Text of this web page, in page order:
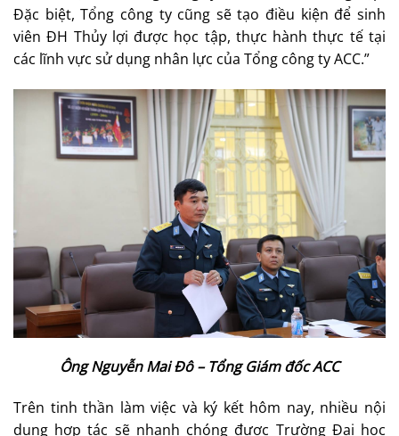
Đặc biệt, Tổng công ty cũng sẽ tạo điều kiện để sinh
viên ĐH Thủy lợi được học tập, thực hành thực tế tại
các lĩnh vực sử dụng nhân lực của Tổng công ty ACC.”
Ông Nguyễn Mai Đô – Tổng Giám đốc ACC
Trên tinh thần làm việc và ký kết hôm nay, nhiều nội
dung hợp tác sẽ nhanh chóng được Trường Đại học